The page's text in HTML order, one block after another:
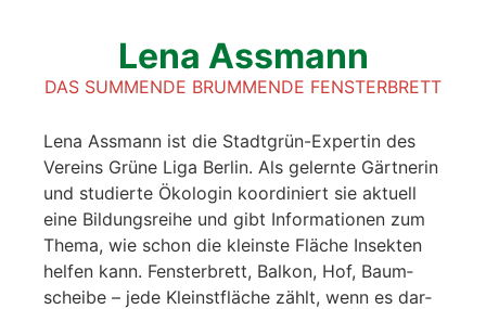
Lena Ass­mann
DAS SUMMENDE BRUMMENDE FENSTERBRETT
Lena Ass­mann ist die Stadt­grün-Exper­tin des
Ver­eins Grü­ne Liga Ber­lin. Als gelern­te Gärt­ne­rin
und stu­dier­te Öko­lo­gin koor­di­niert sie aktu­ell
eine Bil­dungs­rei­he und gibt Infor­ma­tio­nen zum
The­ma, wie schon die kleins­te Flä­che Insek­ten
hel­fen kann. Fens­ter­brett, Bal­kon, Hof, Baum­
schei­be – jede Kleinst­flä­che zählt, wenn es dar­